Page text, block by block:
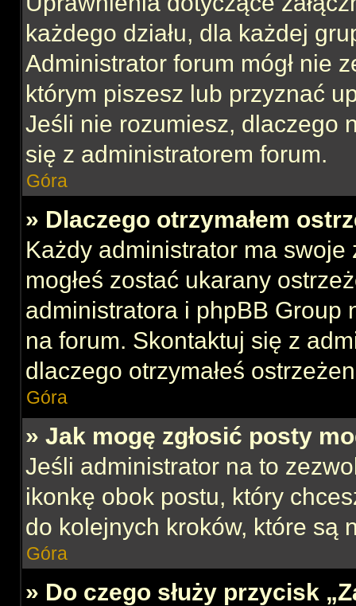
każdego działu, dla każdej
Administrator forum mógł nie
którym piszesz lub przyznać
Jeśli nie rozumiesz, dlaczego
się z administratorem forum.
Góra
» Dlaczego otrzymałem
Każdy administrator ma swoje
mogłeś zostać ukarany
administratora i phpBB Group
na forum. Skontaktuj się z
dlaczego otrzymałeś
Góra
» Jak mogę zgłosić posty
Jeśli administrator na to
ikonkę obok postu, który
do kolejnych kroków, które są
Góra
» Do czego służy przycisk